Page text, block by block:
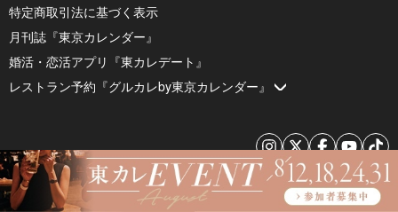
特定商取引法に基づく表示
月刊誌『東京カレンダー』
婚活・恋活アプリ『東カレデート』
レストラン予約『グルカレby東京カレンダー』
© 2026 by Tokyo Calendar, Inc.